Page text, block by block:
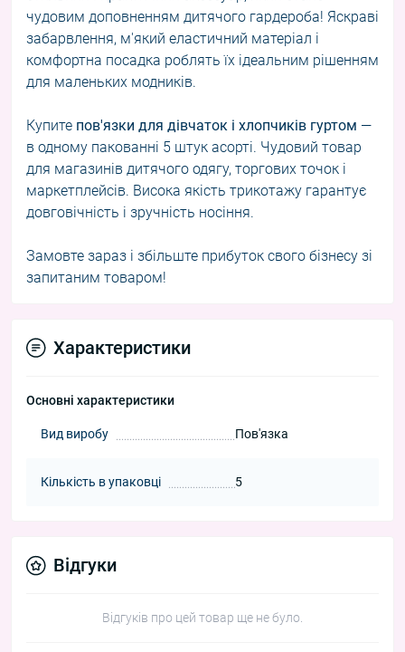
чудовим доповненням дитячого гардероба! Яскраві
забарвлення, м'який еластичний матеріал і
комфортна посадка роблять їх ідеальним рішенням
для маленьких модників.
Купите пов'язки для дівчаток і хлопчиків гуртом —
в одному пакованні 5 штук асорті. Чудовий товар
для магазинів дитячого одягу, торгових точок і
маркетплейсів. Висока якість трикотажу гарантує
довговічність і зручність носіння.
Замовте зараз і збільште прибуток свого бізнесу зі
запитаним товаром!
Характеристики
Основні характеристики
Вид виробу Пов'язка
Кількість в упаковці 5
Відгуки
Відгуків про цей товар ще не було.